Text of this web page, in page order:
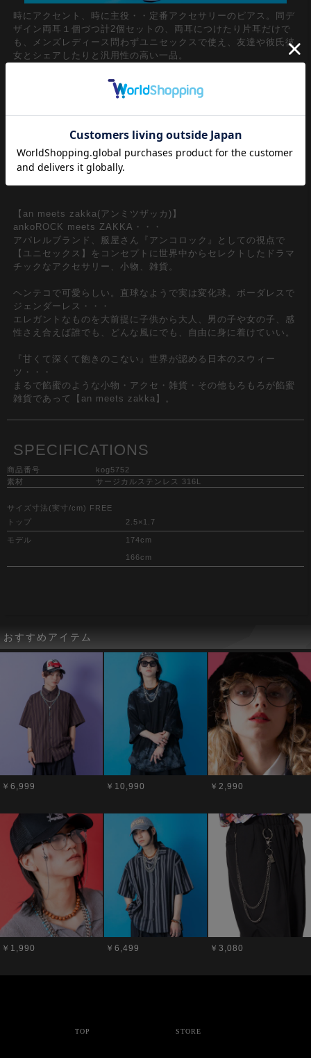
時にアクセント、時に主役・・定番アクセサリーのピアス。同デ
ザイン両耳１個づつ計2個セットの、両耳につけたり片耳だけで
も、メンズレディース問わずユニセックスで使え、友達や彼氏彼
女とシェアしたりと汎用性の高い一品。
どこか無機質なモード感を醸し出す大小三角形を連ねたダブルト
ライアングルデザインがグッドムード。医療用の器具などにも使
ーク調な落ち着いたシルバーカラーがレトロな雰囲気で◎
シルバー / 銀
【an meets zakka(アンミツザッカ)】
ankoROCK meets ZAKKA・・・
アパレルブランド、服屋さん『アンコロック』としての視点で
【ユニセックス】をコンセプトに世界中からセレクトしたドラマ
チックなアクセサリー、小物、雑貨。
ヘンテコで可愛らしい。直球なようで実は変化球。ボーダレスで
ジェンダーレス・・・
エレガントなものを大前提に子供から大人、男の子や女の子、感
性さえ合えば誰でも、どんな風にでも、自由に身に着けていい。
『甘くて深くて飽きのこない』世界が認める日本のスウィー
ツ・・・
まるで餡蜜のような小物・アクセ・雑貨・その他もろもろが餡蜜
雑貨であって【an meets zakka】。
SPECIFICATIONS
商品番号
kog5752
素材
サージカルステンレス 316L
サイズ寸法(実寸/cm) FREE
トップ
2.5×1.7
モデル 174cm
166cm
おすすめアイテム
￥6,999 ￥10,990 ￥2,990
￥1,990 ￥6,499 ￥3,080
TOP STORE